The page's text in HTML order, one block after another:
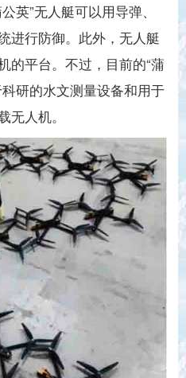
英”无人艇可以用导弹、
进行防御。此外，无人艇
的平台。不过，目前的“蒲
研的水文测量设备和用于
无人机。